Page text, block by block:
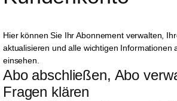
Hier können Sie Ihr Abonnement verwalten,
aktualisieren und alle wichtigen Informationen
einsehen.
Abo abschließen, Abo
Fragen klären